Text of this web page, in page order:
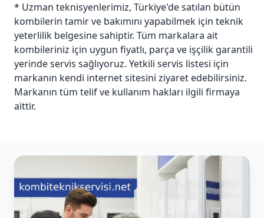
* Uzman teknisyenlerimiz, Türkiye'de satılan bütün
kombilerin tamir ve bakımını yapabilmek için teknik
yeterlilik belgesine sahiptir. Tüm markalara ait
kombileriniz için uygun fiyatlı, parça ve işçilik garantili
yerinde servis sağlıyoruz. Yetkili servis listesi için
markanın kendi internet sitesini ziyaret edebilirsiniz.
Markanın tüm telif ve kullanım hakları ilgili firmaya
aittir.